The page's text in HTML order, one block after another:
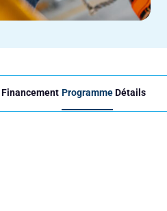
Financement Programme Détails